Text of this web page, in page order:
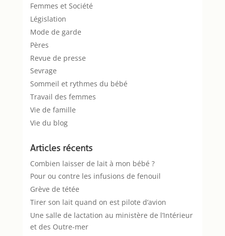
Femmes et Société
Législation
Mode de garde
Pères
Revue de presse
Sevrage
Sommeil et rythmes du bébé
Travail des femmes
Vie de famille
Vie du blog
Articles récents
Combien laisser de lait à mon bébé ?
Pour ou contre les infusions de fenouil
Grève de tétée
Tirer son lait quand on est pilote d’avion
Une salle de lactation au ministère de l’Intérieur
et des Outre-mer